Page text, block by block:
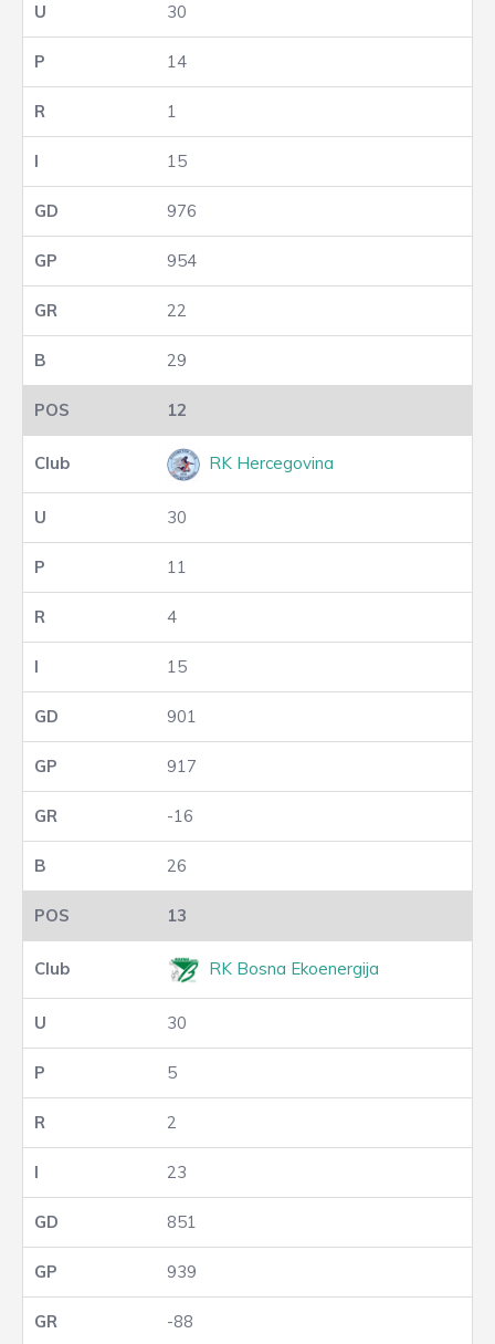
30
14
1
15
976
954
22
29
12
RK Hercegovina
30
11
4
15
901
917
-16
26
13
RK Bosna Ekoenergija
30
5
2
23
851
939
-88